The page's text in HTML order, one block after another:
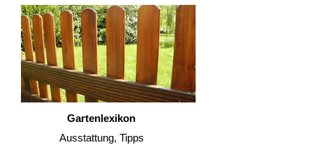
Gartenlexikon
Ausstattung, Tipps